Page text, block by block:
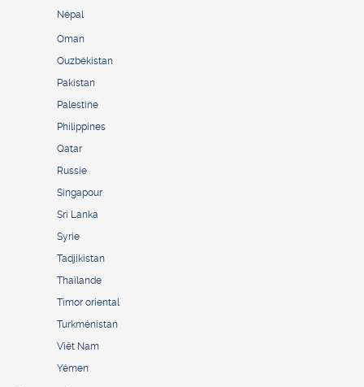
Népal
Oman
Ouzbékistan
Pakistan
Palestine
Philippines
Qatar
Russie
Singapour
Sri Lanka
Syrie
Tadjikistan
Thaïlande
Timor oriental
Turkménistan
Viêt Nam
Yémen